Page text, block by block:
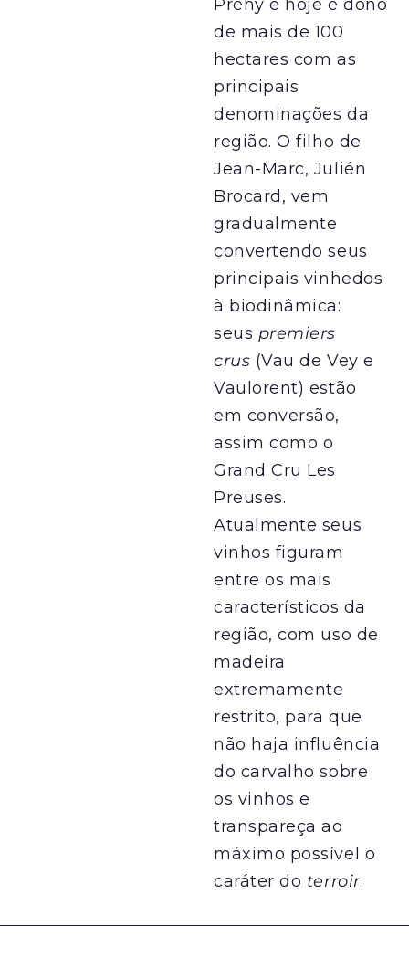
Préhy e hoje é dono
de mais de 100
hectares com as
principais
denominações da
região. O filho de
Jean-Marc, Julién
Brocard, vem
gradualmente
convertendo seus
principais vinhedos
à biodinâmica:
seus premiers
crus (Vau de Vey e
Vaulorent) estão
em conversão,
assim como o
Grand Cru Les
Preuses.
Atualmente seus
vinhos figuram
entre os mais
característicos da
região, com uso de
madeira
extremamente
restrito, para que
não haja influência
do carvalho sobre
os vinhos e
transpareça ao
máximo possível o
caráter do terroir.